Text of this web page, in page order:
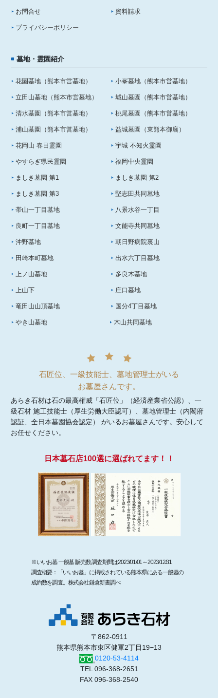
お問合せ 資料請求
プライバシーポリシー
墓地・霊園紹介
花園墓地（熊本市営墓地） 小峯墓地（熊本市営墓地）
立田山墓地（熊本市営墓地） 城山墓園（熊本市営墓地）
清水墓園（熊本市営墓地） 桃尾墓園（熊本市営墓地）
浦山墓園（熊本市営墓地） 益城墓園（東熊本御廟）
花岡山 春日霊園 宇城 不知火霊園
やすらぎ県民霊園 福岡中央霊園
ましき墓園 第1 ましき墓園 第2
ましき墓園 第3 堅志田共同墓地
帯山一丁目墓地 八景水谷一丁目
良町一丁目墓地 文能寺共同墓地
沖野墓地 朝日野病院裏山
田崎本町墓地 出水六丁目墓地
上ノ山墓地 多良木墓地
上山下 庄口墓地
竜田山山頂墓地 国分4丁目墓地
やき山墓地 木山共同墓地
〒862-0911
熊本県熊本市東区健軍2丁目19−13
0120-53-4114
TEL 096-368-2651
FAX 096-368-2540
石匠位、一級技能士、墓地管理士がいる
お墓屋さんです。
あらき石材は石の最高権威「石匠位」（経済産業省公認）、一
級石材 施工技能士（厚生労働大臣認可）、墓地管理士（内閣府
認証、全日本墓園協会認定） がいるお墓屋さんです。安心して
お任せください。
日本墓石店100選に選ばれてます！！
※いいお墓 一般墓 販売数 調査期間は2023/01/01～2023/12/31
調査概要：「いいお墓」に掲載されている熊本県にある一般墓の
成約数を調査。株式会社鎌倉新書調べ